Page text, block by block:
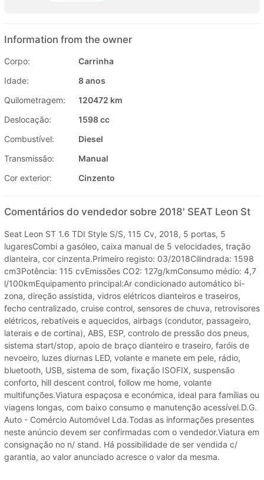
Information from the owner
Corpo:
Carrinha
Idade:
8 anos
Quilometragem:
120472 km
Deslocação:
1598 cc
Combustível:
Diesel
Transmissão:
Manual
Cor exterior:
Cinzento
Comentários do vendedor sobre 2018' SEAT Leon St
Seat Leon ST 1.6 TDI Style S/S, 115 Cv, 2018, 5 portas, 5
lugaresCombi a gasóleo, caixa manual de 5 velocidades, tração
dianteira, cor cinzenta.Primeiro registo: 03/2018Cilindrada: 1598
cm3Potência: 115 cvEmissões CO2: 127g/kmConsumo médio: 4,7
l/100kmEquipamento principal:Ar condicionado automático bi-
zona, direção assistida, vidros elétricos dianteiros e traseiros,
fecho centralizado, cruise control, sensores de chuva, retrovisores
elétricos, rebatíveis e aquecidos, airbags (condutor, passageiro,
laterais e de cortina), ABS, ESP, controlo de pressão dos pneus,
sistema start/stop, apoio de braço dianteiro e traseiro, faróis de
nevoeiro, luzes diurnas LED, volante e manete em pele, rádio,
bluetooth, USB, sistema de som, fixação ISOFIX, suspensão
conforto, hill descent control, follow me home, volante
multifunções.Viatura espaçosa e económica, ideal para famílias ou
viagens longas, com baixo consumo e manutenção acessível.D.G.
Auto - Comércio Automóvel Lda.Todas as informações presentes
neste anúncio devem ser confirmadas com o vendedor.Viatura em
consignação no n/ stand. Há possibilidade de ser vendida c/
garantia, ao valor anunciado acresce o valor da mesma.